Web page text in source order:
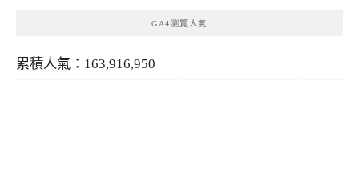
GA4瀏覽人氣
累積人氣：163,916,950